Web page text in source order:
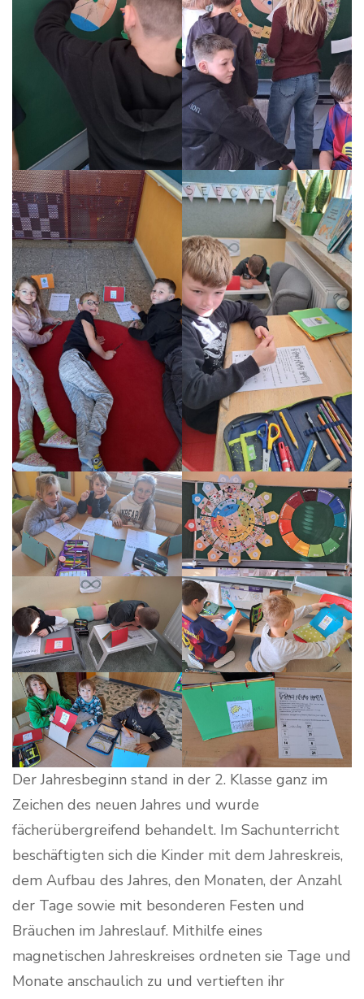
Der Jahresbeginn stand in der 2. Klasse ganz im
Zeichen des neuen Jahres und wurde
fächerübergreifend behandelt. Im Sachunterricht
beschäftigten sich die Kinder mit dem Jahreskreis,
dem Aufbau des Jahres, den Monaten, der Anzahl
der Tage sowie mit besonderen Festen und
Bräuchen im Jahreslauf. Mithilfe eines
magnetischen Jahreskreises ordneten sie Tage und
Monate anschaulich zu und vertieften ihr